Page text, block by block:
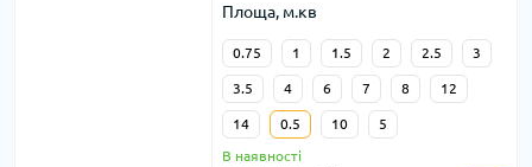
Площа, м.кв
0.75 1 1.5 2 2.5 3
3.5 4 6 7 8 12
14 0.5 10 5
В наявності